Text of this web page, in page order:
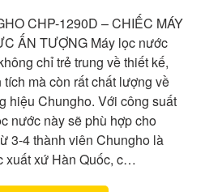
CHP-1290D – CHIẾC MÁY
ẤN TƯỢNG Máy lọc nước
chỉ trẻ trung về thiết kế,
mà còn rất chất lượng về
hiệu Chungho. Với công suất
nước này sẽ phù hợp cho
3-4 thành viên Chungho là
xuất xứ Hàn Quốc, c…